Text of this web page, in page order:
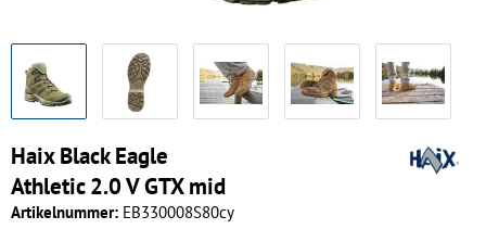
Haix Black Eagle
Athletic 2.0 V GTX mid
Artikelnummer: EB330008S80cy